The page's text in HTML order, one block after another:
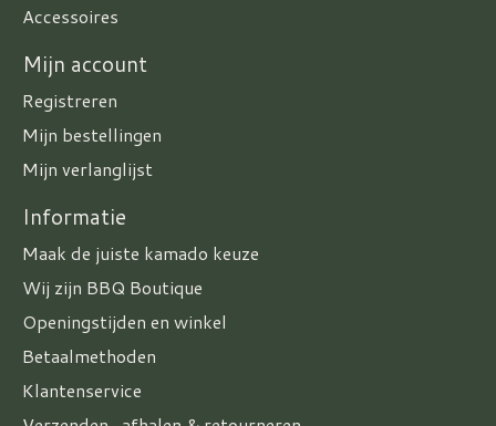
Accessoires
Mijn account
Registreren
Mijn bestellingen
Mijn verlanglijst
Informatie
Maak de juiste kamado keuze
Wij zijn BBQ Boutique
Openingstijden en winkel
Betaalmethoden
Klantenservice